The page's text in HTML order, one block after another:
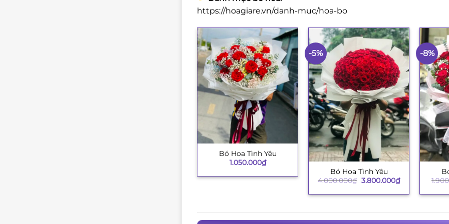
https://hoagiare.vn/danh-muc/hoa-bo
Bó Hoa Tình Yêu
1.050.000₫
-5%
Bó Hoa Tình Yêu
4.000.000₫ Giá
là:
3.800.000₫Giá
hiện
tại
-8%